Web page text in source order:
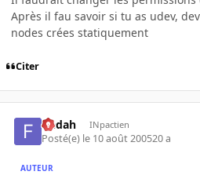
Après il fau savoir si tu as udev,
nodes crées statiquement
Citer
fledah INpactien
Posté(e) le 10 août 200520 a
AUTEUR